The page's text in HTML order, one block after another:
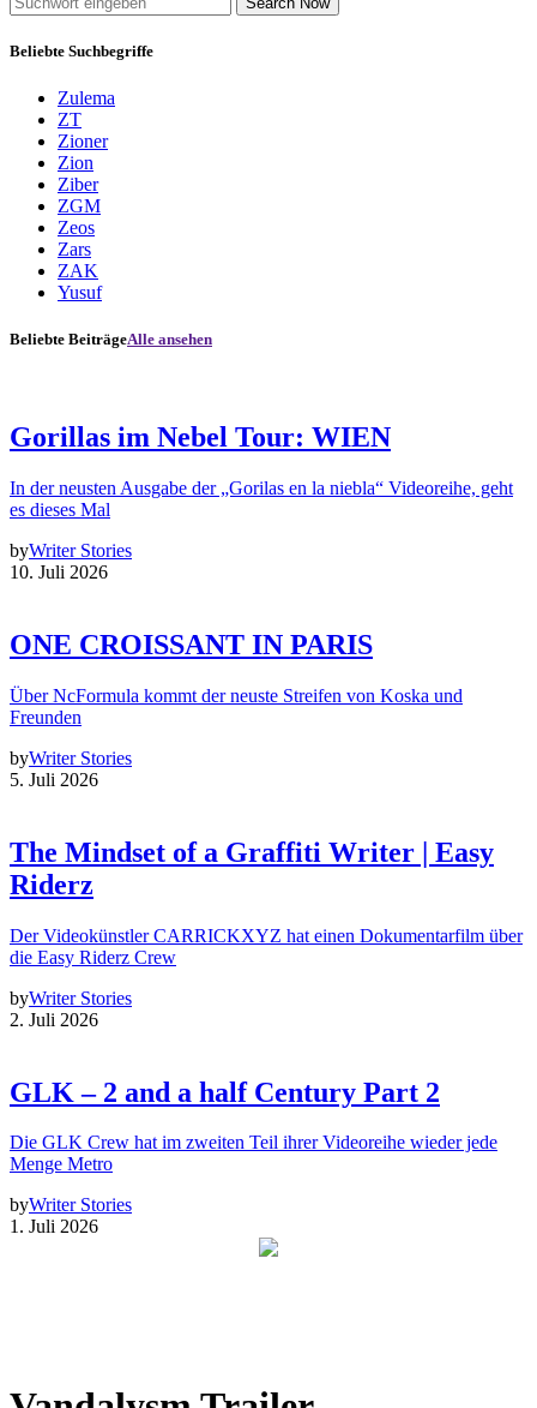
Beliebte Suchbegriffe
Zulema
ZT
Zioner
Zion
Ziber
ZGM
Zeos
Zars
ZAK
Yusuf
Beliebte BeiträgeAlle ansehen
Gorillas im Nebel Tour: WIEN
In der neusten Ausgabe der „Gorilas en la niebla“ Videoreihe, geht
es dieses Mal
byWriter Stories
10. Juli 2026
ONE CROISSANT IN PARIS
Über NcFormula kommt der neuste Streifen von Koska und
Freunden
byWriter Stories
5. Juli 2026
The Mindset of a Graffiti Writer | Easy
Riderz
Der Videokünstler CARRICKXYZ hat einen Dokumentarfilm über
die Easy Riderz Crew
byWriter Stories
2. Juli 2026
GLK – 2 and a half Century Part 2
Die GLK Crew hat im zweiten Teil ihrer Videoreihe wieder jede
Menge Metro
byWriter Stories
1. Juli 2026